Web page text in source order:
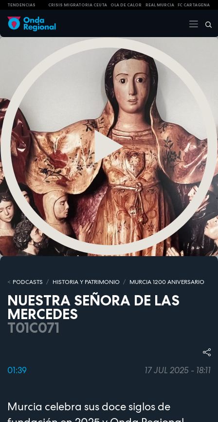
TENDENCIAS CRISIS MIGRATORIA CEUTA OLA DE CALOR REAL MURCIA FC CARTAGENA
PODCASTS HISTORIA Y PATRIMONIO MURCIA 1200 ANIVERSARIO
NUESTRA SEÑORA DE LAS
MERCEDES
T01C071
01:39 17 JUL 2025 - 18:11
Murcia celebra sus doce siglos de